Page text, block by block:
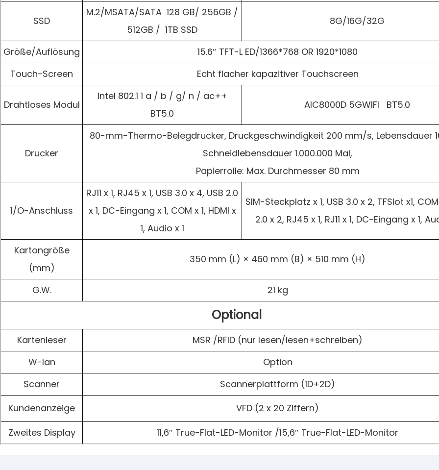
SSD
M.2/MSATA/SATA 128 GB/ 256GB /
512GB / 1TB SSD
8G/16G/32G
Größe/Auflösung
15.6″ TFT-L ED/1366*768 OR 1920*1080
Touch-Screen
Echt flacher kapazitiver Touchscreen
Drahtloses Modul
Intel 802.1 1 a / b / g/ n / ac++
BT5.0
AIC8000D 5GWIFI BT5.0
Drucker
80-mm-Thermo-Belegdrucker, Druckgeschwindigkeit 200 mm/s, Lebensdauer
Schneidlebensdauer 1.000.000 Mal,
Papierrolle: Max. Durchmesser 80 mm
1/O-Anschluss
RJ11 x 1, RJ45 x 1, USB 3.0 x 4, USB 2.0
x 1, DC-Eingang x 1, COM x 1, HDMI x
1, Audio x 1
SIM-Steckplatz x 1, USB 3.0 x 2, TFSlot x1, COM
2.0 x 2, RJ45 x 1, RJ11 x 1, DC-Eingang x 1,
Kartongröße
(mm)
350 mm (L) × 460 mm (B) × 510 mm (H)
G.W. 21 kg
Optional
Kartenleser
MSR /RFID (nur lesen/lesen+schreiben)
W-lan
Option
Scanner
Scannerplattform (1D+2D)
Kundenanzeige
VFD (2 x 20 Ziffern)
Zweites Display
11,6″ True-Flat-LED-Monitor /15,6″ True-Flat-LED-Monitor